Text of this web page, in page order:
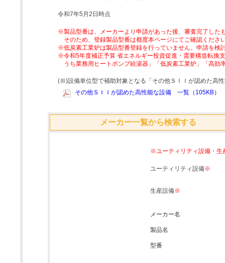
令和7年5月2日時点
※製品型番は、メーカーより申請があった後、審査完了した
そのため、登録製品型番は都度本ページにてご確認くださ
※低炭素工業炉は製品型番登録を行っていません。申請を検
※令和5年度補正予算 省エネルギー投資促進・需要構造転換
うち業務用ヒートポンプ給湯器」「低炭素工業炉」「高
(Ⅲ)設備単位型で補助対象となる「その他ＳＩＩが認めた高
その他ＳＩＩが認めた高性能な設備 一覧（105KB）
メーカー一覧から検索する
※ユーティリティ設備・生
ユーティリティ設備※
生産設備※
メーカー名
製品名
型番